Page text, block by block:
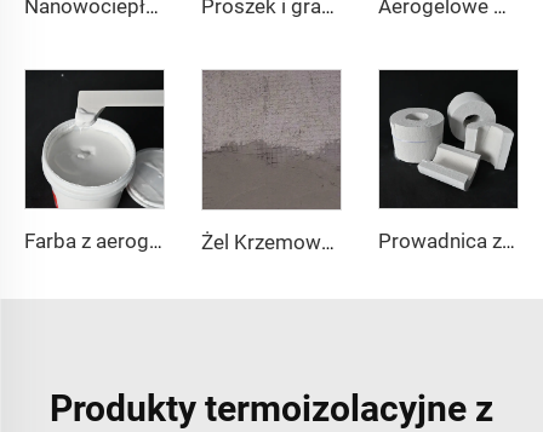
Nanowociepłochronna płyta Proszek i granulat aerogelowy Aerogelowe podkładki izolacyjne
Farba z aerogelem Żel Krzemowy - Tynk i Beton Prowadnica z aerożelu
Produkty termoizolacyjne z